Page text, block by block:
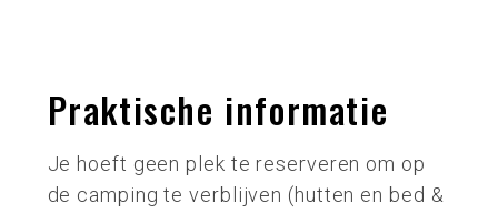
Praktische informatie
Je hoeft geen plek te reserveren om op
de camping te verblijven (hutten en bed &